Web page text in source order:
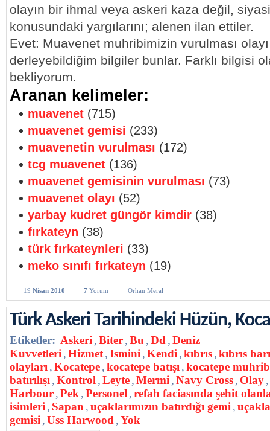
olayın bir ihmal veya askeri kaza değil,
konusundaki yargılarını; alenen ilan ettiler.
Evet: Muavenet muhribimizin vurulması
derleyebildiğim bilgiler bunlar. Farklı bilgisi
bekliyorum.
Aranan kelimeler:
muavenet (715)
muavenet gemisi (233)
muavenetin vurulması (172)
tcg muavenet (136)
muavenet gemisinin vurulması (73)
muavenet olayı (52)
yarbay kudret güngör kimdir (38)
fırkateyn (38)
türk fırkateynleri (33)
meko sınıfı fırkateyn (19)
19 Nisan 2010 7 Yorum Orhan Meral
Türk Askeri Tarihindeki Hüzün,
Etiketler: Askeri ,Biter,Bu ,Dd ,Deniz
Kuvvetleri ,Hizmet,Ismini ,Kendi ,kıbrıs,kıbrıs
olayları ,Kocatepe,kocatepe batışı ,kocatepe
batırılışı ,Kontrol ,Leyte,Mermi ,Navy Cross, Olay,
Harbour,Pek ,Personel ,refah faciasında şehit
isimleri , Sapan ,uçaklarımızın batırdığı gemi ,
gemisi ,Uss Harwood ,Yok